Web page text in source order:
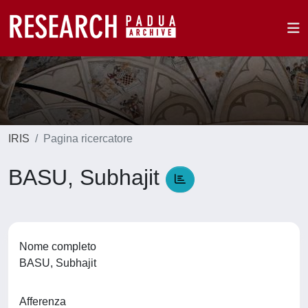
IRIS Pagina ricercatore
BASU, Subhajit
Nome completo
BASU, Subhajit
Afferenza